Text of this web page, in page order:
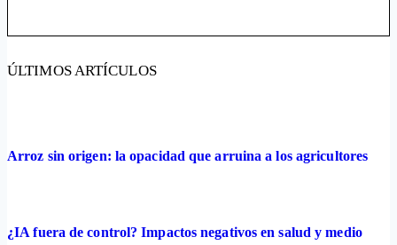
ÚLTIMOS ARTÍCULOS
Arroz sin origen: la opacidad que arruina a los agricultores
¿IA fuera de control? Impactos negativos en salud y medio